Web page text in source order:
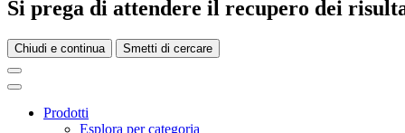
Si prega di attendere il recupero dei
Chiudi e continua Smetti di cercare
Prodotti
Esplora per categoria